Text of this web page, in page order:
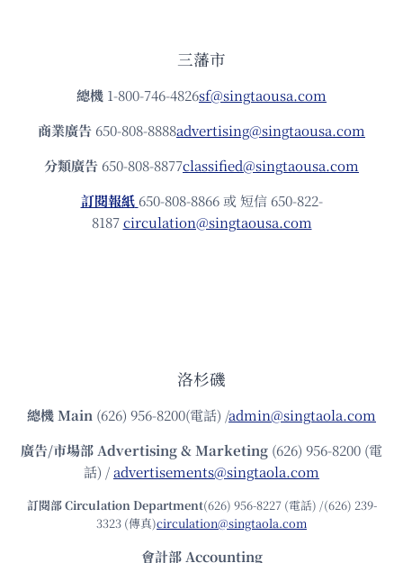
三藩市
總機 1-800-746-4826sf@singtaousa.com
商業廣告 650-808-8888advertising@singtaousa.com
分類廣告 650-808-8877classified@singtaousa.com
訂閱報紙 650-808-8866 或 短信 650-822-
8187circulation@singtaousa.com
洛杉磯
總機Main (626) 956-8200(電話) /admin@singtaola.com
廣告/市場部Advertising & Marketing (626) 956-8200 (電
話) /advertisements@singtaola.com
訂閱部 Circulation Department(626) 956-8227 (電話) /(626) 239-
3323 (傳真)circulation@singtaola.com
會計部 Accounting